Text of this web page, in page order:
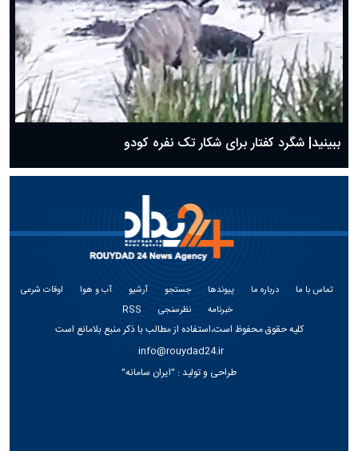
ببینید| شگرد کفتار برای شکار تک نفره کودو
تماس با ما درباره ما پیوندها جستجو آرشیو آب و هوا
اوقات شرعی
خبرنامه
نظرسنجی RSS
کلیه حقوق محفوظ است،استفاده از مطالب با ذکر منبع بلامانع است
info@rouydad24.ir
طراحی و تولید : "ایران سامانه"